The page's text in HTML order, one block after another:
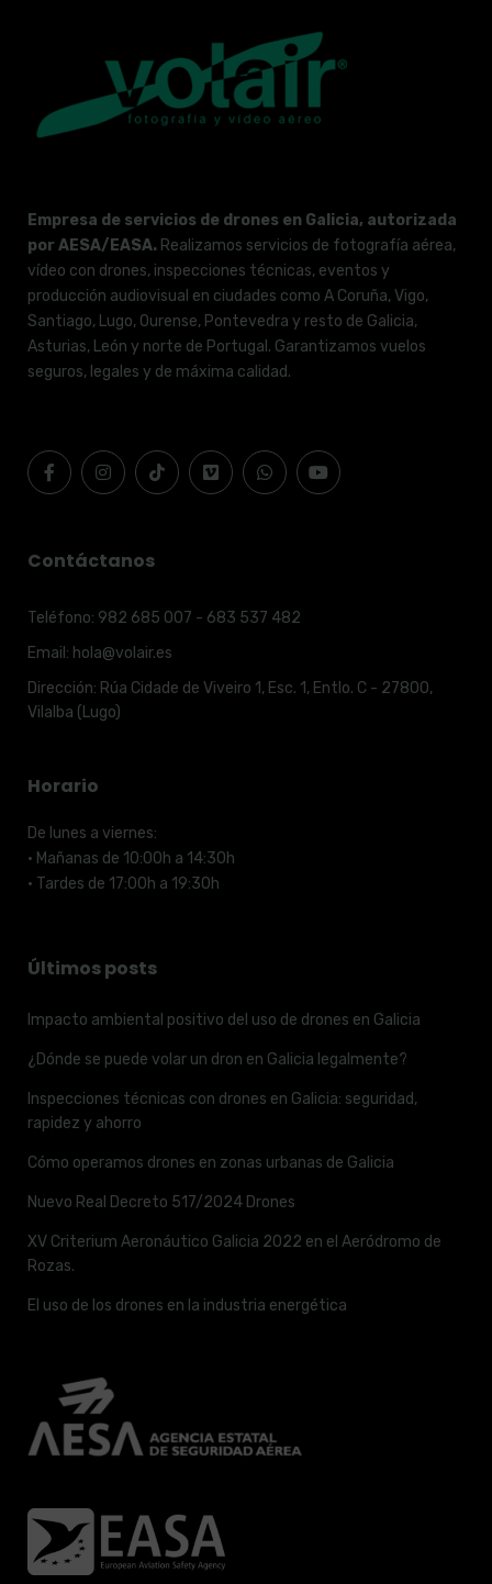
Empresa de servicios de drones en Galicia, autorizada
por AESA/EASA. Realizamos servicios de fotografía aérea,
vídeo con drones, inspecciones técnicas, eventos y
producción audiovisual en ciudades como A Coruña, Vigo,
Santiago, Lugo, Ourense, Pontevedra y resto de Galicia,
Asturias, León y norte de Portugal. Garantizamos vuelos
seguros, legales y de máxima calidad.
Contáctanos
Teléfono: 982 685 007 - 683 537 482
Email: hola@volair.es
Dirección: Rúa Cidade de Viveiro 1, Esc. 1, Entlo. C - 27800,
Vilalba (Lugo)
Horario
De lunes a viernes:
· Mañanas de 10:00h a 14:30h
· Tardes de 17:00h a 19:30h
Últimos posts
Impacto ambiental positivo del uso de drones en Galicia
¿Dónde se puede volar un dron en Galicia legalmente?
Inspecciones técnicas con drones en Galicia: seguridad,
rapidez y ahorro
Cómo operamos drones en zonas urbanas de Galicia
Nuevo Real Decreto 517/2024 Drones
XV Criterium Aeronáutico Galicia 2022 en el Aeródromo de
Rozas.
El uso de los drones en la industria energética